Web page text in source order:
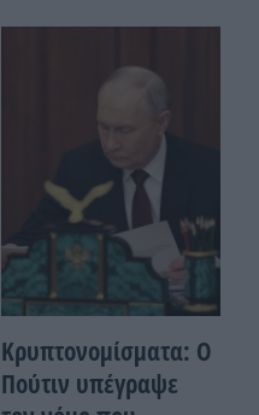
Κρυπτονομίσματα: Ο
Πούτιν υπέγραψε